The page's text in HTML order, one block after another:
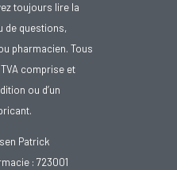
toujours lire la
de questions,
pharmacien. Tous
comprise et
ou d’un
Patrick
: 723001